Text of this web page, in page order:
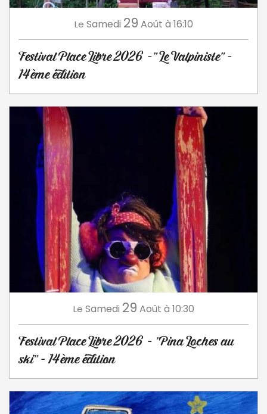
Le Samedi 29 Août à 16:10
Festival Place Libre 2026 -" Le Valpiniste" -
14ème édition
Le Samedi 29 Août à 10:30
Festival Place Libre 2026 - "Pina Loches au
ski" - 14ème édition